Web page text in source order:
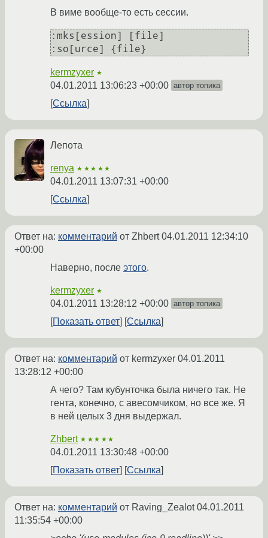
В виме вообще-то есть сессии.
:mks[ession] [file]
kermzyxer ★
04.01.2011 13:06:23 +00:00 автор топика
Ссылка
Лепота
renya ★★★★★
04.01.2011 13:07:31 +00:00
Ссылка
Ответ на: комментарий от Zhbert04.01.2011 12:34:10
+00:00
Наверно, после этого.
kermzyxer ★
04.01.2011 13:28:12 +00:00 автор топика
Показать ответ Ссылка
Ответ на: комментарий от kermzyxer 04.01.2011
13:28:12 +00:00
А чего? Там кубунточка была ничего так. Не
гента, конечно, с авесомчиком, но все же. Я
в ней целых 3 дня выдержал.
Zhbert ★★★★★
04.01.2011 13:30:48 +00:00
Показать ответ
Ссылка
Ответ на: комментарий от Raving_Zealot04.01.2011
11:35:54 +00:00